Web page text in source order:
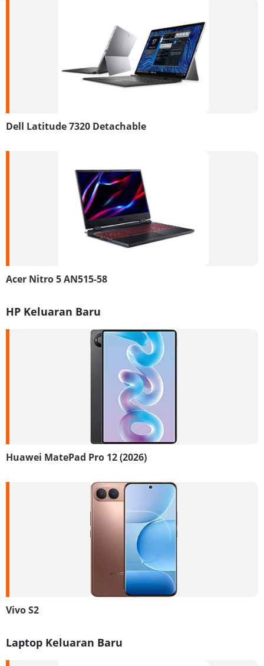
Dell Latitude 7320 Detachable
Acer Nitro 5 AN515-58
HP Keluaran Baru
Huawei MatePad Pro 12 (2026)
Vivo S2
Laptop Keluaran Baru